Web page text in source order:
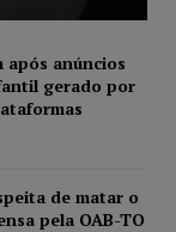
após anúncios
gerado por
de matar o
pela OAB-TO